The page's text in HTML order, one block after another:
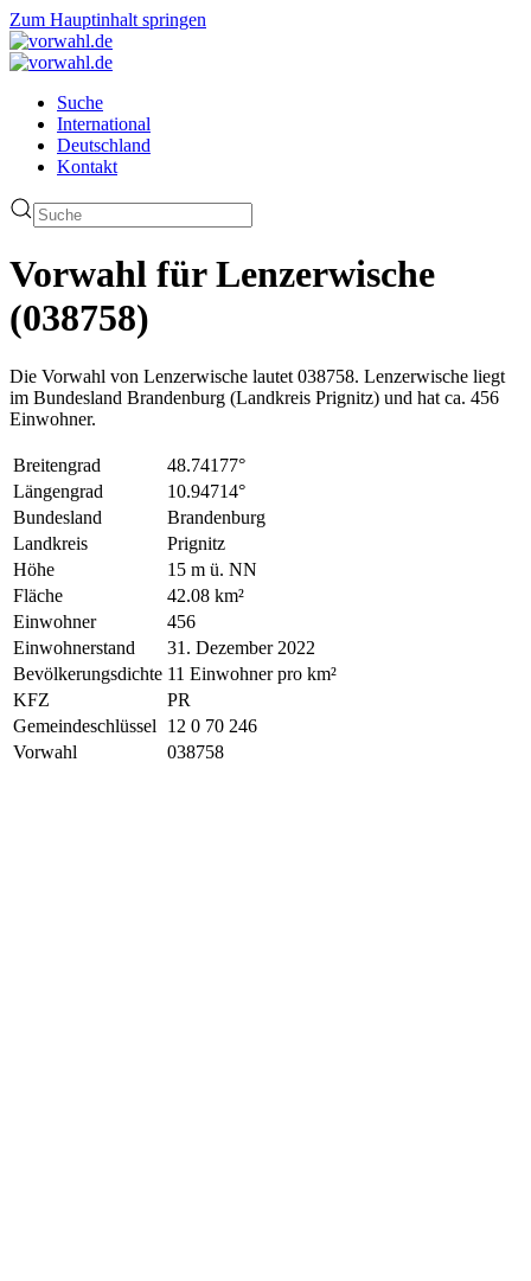
Zum Hauptinhalt springen
Suche
International
Deutschland
Kontakt
Vorwahl für Lenzerwische
(038758)
Die Vorwahl von Lenzerwische lautet 038758. Lenzerwische liegt
im Bundesland Brandenburg (Landkreis Prignitz) und hat ca. 456
Einwohner.
Breitengrad
48.74177°
Längengrad
10.94714°
Bundesland
Brandenburg
Landkreis
Prignitz
Höhe
15 m ü. NN
Fläche
42.08 km²
Einwohner
456
Einwohnerstand
31. Dezember 2022
Bevölkerungsdichte 11 Einwohner pro km²
KFZ
PR
Gemeindeschlüssel
12 0 70 246
Vorwahl
038758